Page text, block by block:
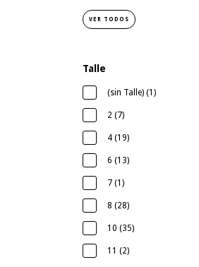
VER TODOS
Talle
(sin Talle) (1)
2 (7)
4 (19)
6 (13)
7 (1)
8 (28)
10 (35)
11 (2)